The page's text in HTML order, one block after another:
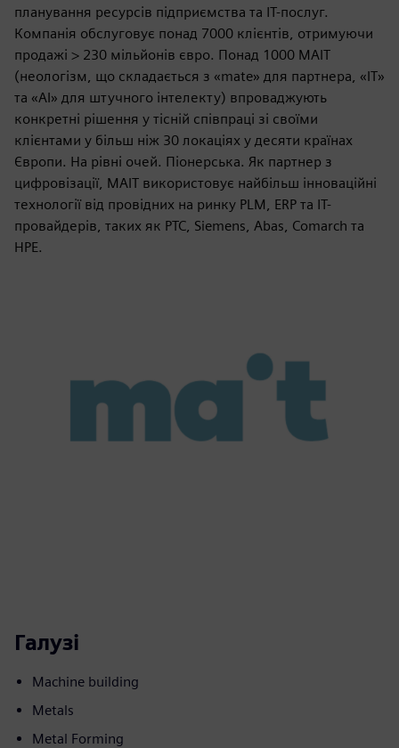
планування ресурсів підприємства та ІТ-послуг.
Компанія обслуговує понад 7000 клієнтів, отримуючи
продажі > 230 мільйонів євро. Понад 1000 MAIT
(неологізм, що складається з «mate» для партнера, «IT»
та «AI» для штучного інтелекту) впроваджують
конкретні рішення у тісній співпраці зі своїми
клієнтами у більш ніж 30 локаціях у десяти країнах
Європи. На рівні очей. Піонерська. Як партнер з
цифровізації, MAIT використовує найбільш інноваційні
технології від провідних на ринку PLM, ERP та ІТ-
провайдерів, таких як PTC, Siemens, Abas, Comarch та
HPE.
Галузі
Machine building
Metals
Metal Forming